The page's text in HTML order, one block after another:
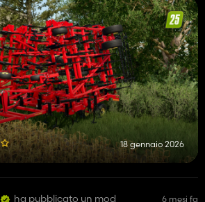
18 gennaio 2026
ha pubblicato un mod 6 mesi fa